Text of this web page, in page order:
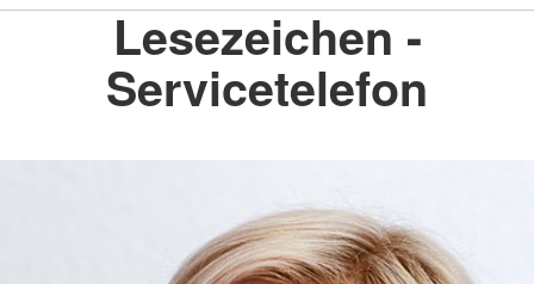
Lesezeichen -
Servicetelefon